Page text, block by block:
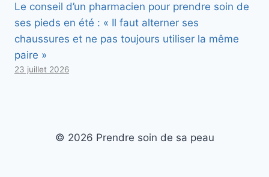
Le conseil d’un pharmacien pour prendre soin de
ses pieds en été : « Il faut alterner ses
chaussures et ne pas toujours utiliser la même
paire »
23 juillet 2026
© 2026 Prendre soin de sa peau